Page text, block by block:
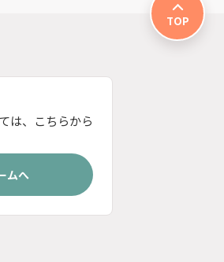
TOP
は、こちらから
ムへ